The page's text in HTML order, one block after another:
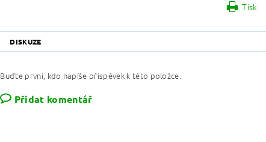
Tisk
DISKUZE
Buďte první, kdo napíše příspěvek k této položce.
Přidat komentář